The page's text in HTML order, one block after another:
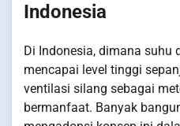
Indonesia
Di Indonesia, dimana suhu
mencapai level tinggi
ventilasi silang sebagai
bermanfaat. Banyak